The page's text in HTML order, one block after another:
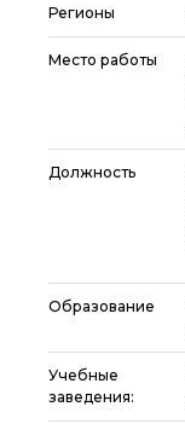
Регионы
Место работы
Должность
Образование
Учебные
заведения: